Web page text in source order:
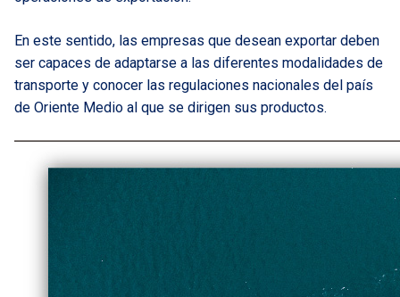
En este sentido, las empresas que desean exportar deben
ser capaces de adaptarse a las diferentes modalidades de
transporte y conocer las regulaciones nacionales del país
de Oriente Medio al que se dirigen sus productos.